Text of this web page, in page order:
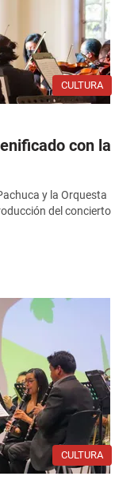
CULTURA
con la
y la Orquesta
del concierto
CULTURA